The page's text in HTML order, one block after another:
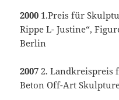
2000 1.Preis für
Rippe L- Justine“,
Berlin
20072. Landkreispreis
Beton Off-Art